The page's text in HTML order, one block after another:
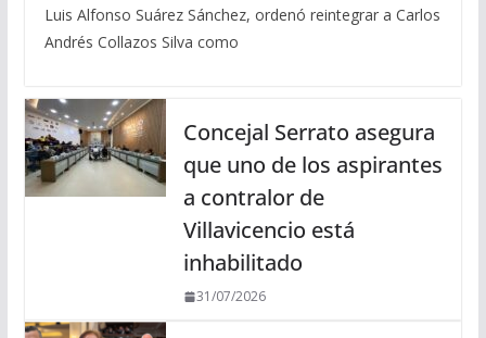
Luis Alfonso Suárez Sánchez, ordenó reintegrar a Carlos
Andrés Collazos Silva como
Concejal Serrato asegura
que uno de los aspirantes
a contralor de
Villavicencio está
inhabilitado
31/07/2026